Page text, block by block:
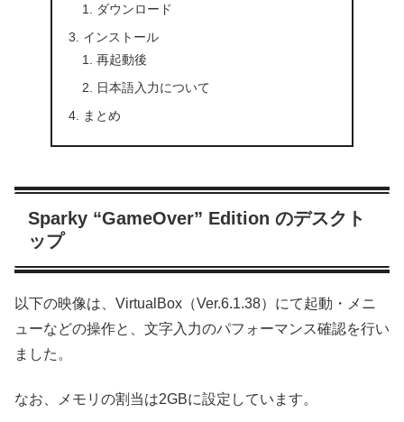
ダウンロード
インストール
再起動後
日本語入力について
まとめ
Sparky “GameOver” Edition のデスクト
ップ
以下の映像は、VirtualBox（Ver.6.1.38）にて起動・メニ
ューなどの操作と、文字入力のパフォーマンス確認を行い
ました。
なお、メモリの割当は2GBに設定しています。